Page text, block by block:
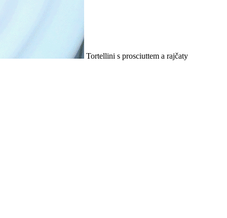
Tortellini s prosciuttem a rajčaty